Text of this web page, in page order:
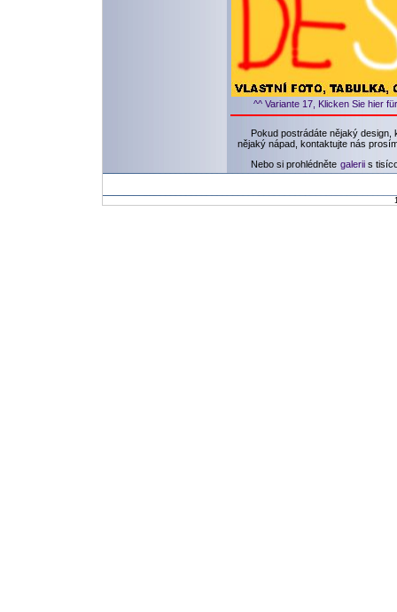
^^ Variante 17, Klicken Sie hier
Pokud postrádáte nějaký
nějaký nápad, kontaktujte nás
Nebo si prohlédněte galerii s